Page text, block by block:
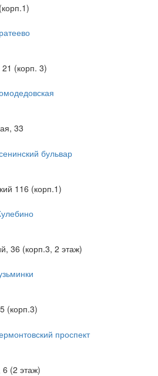
21 (корп. 3)
33
бульвар
116 (корп.1)
36 (корп.3, 2 этаж)
(корп.3)
проспект
(2 этаж)